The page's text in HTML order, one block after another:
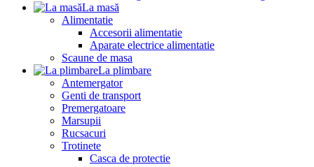
La masă
Alimentatie
Accesorii alimentatie
Aparate electrice alimentatie
Scaune de masa
La plimbare
Antemergator
Genti de transport
Premergatoare
Marsupii
Rucsacuri
Trotinete
Casca de protectie